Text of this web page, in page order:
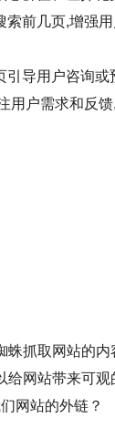
索前几页,增强
引导用户咨询
用户需求和反
抓取网站的内
给网站带来可观
网站的外链？